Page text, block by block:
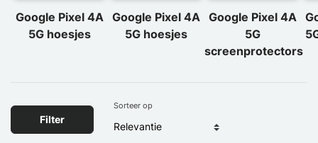
Google Pixel 4A
5G hoesjes
Google Pixel 4A
5G hoesjes
Google Pixel 4A
5G
screenprotectors
Filter
Sorteer op